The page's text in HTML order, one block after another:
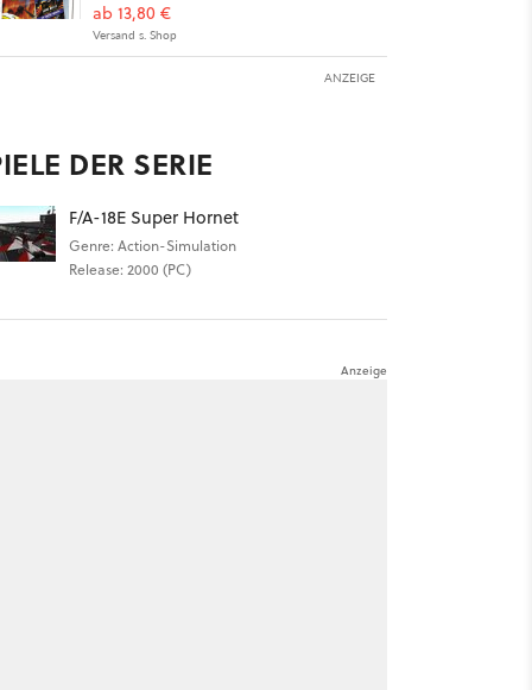
ab 13,80 €
Versand s. Shop
ANZEIGE
DER SERIE
F/A-18E Super Hornet
Genre: Action-Simulation
Release: 2000 (PC)